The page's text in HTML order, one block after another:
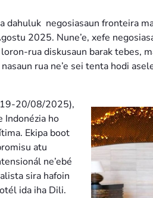
dahuluk negosiasaun fronteira
2025. Nune’e, xefe
rua diskusaun barak tebes,
rua ne’e sei tenta hodi
19-20/08/2025),
Indonézia ho
Ekipa boot
atu
ne’ebé
sira hafoin
ida iha Dili.